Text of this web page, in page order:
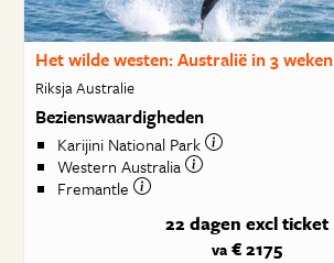
Het wilde westen: Australië in 3 weken
Riksja Australie
Bezienswaardigheden
Karijini National Park
Western Australia
Fremantle
22 dagen excl ticket
va € 2175